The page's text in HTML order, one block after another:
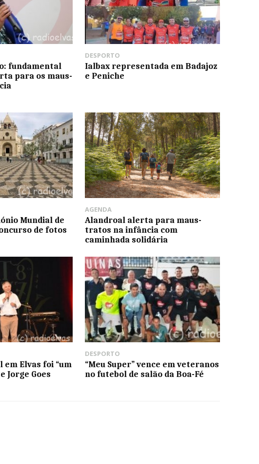
fundamental
para os maus-
DESPORTO
Ialbax representada em Badajoz
e Peniche
Mundial de
de fotos
AGENDA
Alandroal alerta para maus-
tratos na infância com
caminhada solidária
em Elvas foi “um
Jorge Goes
DESPORTO
“Meu Super” vence em veteranos
no futebol de salão da Boa-Fé